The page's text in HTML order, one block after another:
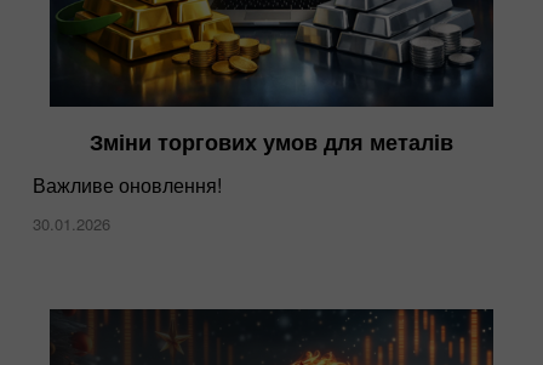
Зміни торгових умов для металів
Важливе оновлення!
30.01.2026